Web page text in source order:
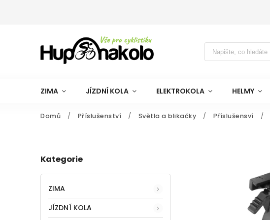
ZIMA JÍZDNÍ KOLA ELEKTROKOLA HELMY
Domů / Příslušenství / Světla a blikačky / Příslušensví /
Kategorie
ZIMA
JÍZDNÍ KOLA